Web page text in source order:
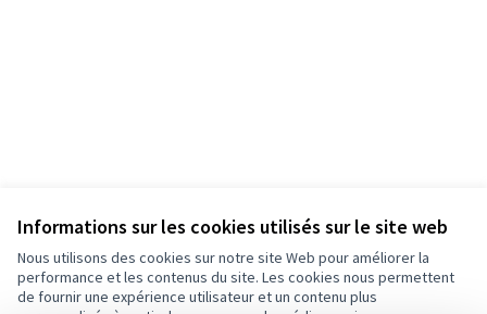
Informations sur les cookies utilisés sur le site web
Nous utilisons des cookies sur notre site Web pour améliorer la
performance et les contenus du site. Les cookies nous permettent
de fournir une expérience utilisateur et un contenu plus